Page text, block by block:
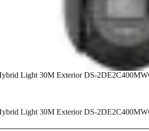
Light 30M Exterior DS-
Light 30M Exterior DS-